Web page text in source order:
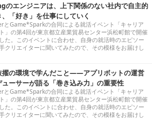
のエンジニアは、上下関係のない社内で自主的
、「好き」を仕事にしていく
とGame*Sparkの合同による就活イベント「キャリア
」の第4回が東京都立産業貿易センター浜松町館で開催
た。このイベントに合わせ、自身の就活時のエピソー
クリエイターに聞いてみたので、その模様をお届けし
擢の環境で学んだこと――アプリボットの運営
ューサーが語る「巻き込み力」の重要性
とGame*Sparkの合同による就活イベント「キャリア
」の第4回が東京都立産業貿易センター浜松町館で開催
た。このイベントに合わせ、自身の就活時のエピソー
クリエイターに聞いてみたので、その模様をお届けし